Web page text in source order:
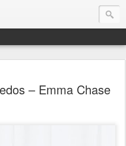
– Emma Chase